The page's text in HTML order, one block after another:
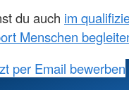
du auch im
Menschen
per Email bewerben